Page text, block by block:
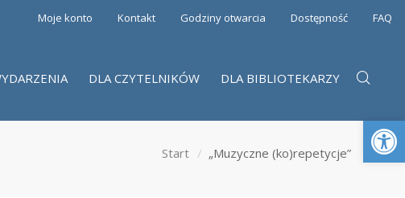
Moje konto Kontakt Godziny otwarcia Dostępność FAQ
DLA CZYTELNIKÓW DLA BIBLIOTEKARZY
Start „Muzyczne (ko)repetycje”